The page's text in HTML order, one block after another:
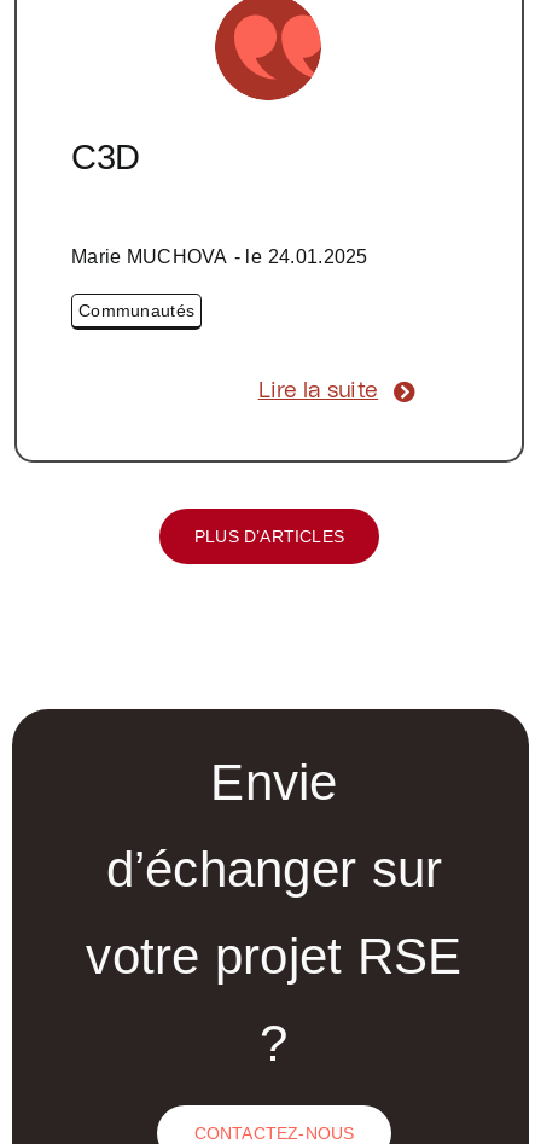
C3D
Marie MUCHOVA - le 24.01.2025
Communautés
Lire la suite
PLUS D’ARTICLES
Envie
d’échanger sur
votre projet RSE
?
CONTACTEZ-NOUS